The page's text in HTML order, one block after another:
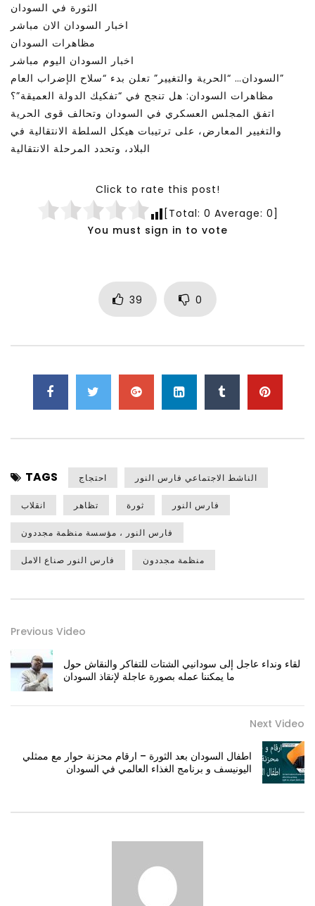
الثورة في السودان
اخبار السودان الان مباشر
مظاهرات السودان
اخبار السودان اليوم مباشر
السودان… “الحرية والتغيير” تعلن بدء “سلاح الإضراب العام”
مظاهرات السودان: هل تنجح في “تفكيك الدولة العميقة”؟
اتفق المجلس العسكري في السودان وتحالف قوى الحرية
والتغيير المعارض، على ترتيبات هيكل السلطة الانتقالية في
البلاد، وتحدد المرحلة الانتقالية
Click to rate this post!
[Total: 0 Average: 0]
You must sign in to vote
39 0
TAGS احتجاج الناشط الاجتماعي فارس النور
انقلاب تظاهر ثورة فارس النور
فارس النور ، مؤسسة منظمة مجددون
فارس النور صناع الامل منظمة مجددون
Previous Video
لقاء ونداء عاجل إلى سودانيي الشتات للتفاكر والنقاش حول
ما يمكننا عمله بصورة عاجلة لإنقاذ السودان
Next Video
اطفال السودان بعد الثورة – ارقام محزنة حوار مع ممثلي
اليونيسف و برنامج الغذاء العالمي في السودان